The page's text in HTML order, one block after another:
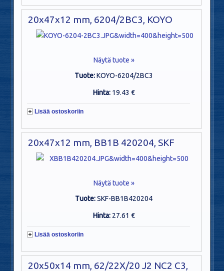
20x47x12 mm, 6204/2BC3, KOYO
Näytä tuote »
Tuote:KOYO-6204/2BC3
Hinta: 19.43 €
Lisää ostoskoriin
20x47x12 mm, BB1B 420204, SKF
Näytä tuote »
Tuote:SKF-BB1B420204
Hinta: 27.61 €
Lisää ostoskoriin
20x50x14 mm, 62/22X/20 J2 NC2 C3,